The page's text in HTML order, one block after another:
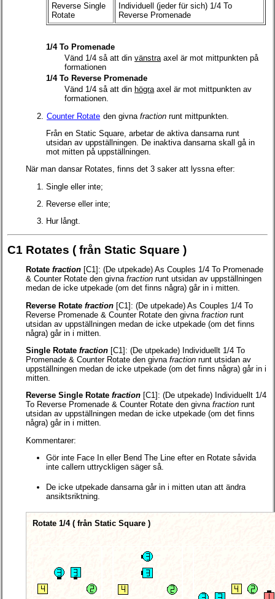
Reverse Single
Rotate
Individuell (jeder für sich) 1/4 To
Reverse Promenade
1/4 To Promenade
Vänd 1/4 så att din vänstraaxel är mot mittpunkten på
formationen
1/4 To Reverse Promenade
Vänd 1/4 så att din högraaxel är mot mittpunkten av
formationen.
Counter Rotate den givna fraction runt mittpunkten.
Från en Static Square, arbetar de aktiva dansarna runt
utsidan av uppställningen. De inaktiva dansarna skall gå in
mot mitten på uppställningen.
När man dansar Rotates, finns det 3 saker att lyssna efter:
Single eller inte;
Reverse eller inte;
Hur långt.
C1 Rotates ( från Static Square )
Rotate fraction [C1]: (De utpekade) As Couples 1/4 To Promenade
& Counter Rotate den givna fraction runt utsidan av uppställningen
medan de icke utpekade (om det finns några) går in i mitten.
Reverse Rotate fraction [C1]: (De utpekade) As Couples 1/4 To
Reverse Promenade & Counter Rotate den givna fraction runt
utsidan av uppställningen medan de icke utpekade (om det finns
några) går in i mitten.
Single Rotate fraction [C1]: (De utpekade) Individuellt 1/4 To
Promenade & Counter Rotate den givna fraction runt utsidan av
uppställningen medan de icke utpekade (om det finns några) går in i
mitten.
Reverse Single Rotate fraction [C1]: (De utpekade) Individuellt 1/4
To Reverse Promenade & Counter Rotate den givna fraction runt
utsidan av uppställningen medan de icke utpekade (om det finns
några) går in i mitten.
Kommentarer:
Gör inte Face In eller Bend The Line efter en Rotate såvida
inte callern uttryckligen säger så.
De icke utpekade dansarna går in i mitten utan att ändra
ansiktsriktning.
Rotate 1/4 ( från Static Square )